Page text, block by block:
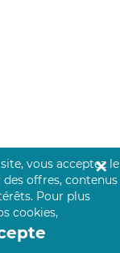
vous acceptez le
offres, contenus
Pour plus
cookies,
✕